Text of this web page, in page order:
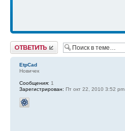
Ответить
EtpCad
Новичек
Сообщения: 1
Зарегистрирован: Пт окт 22, 2010 3:52 pm